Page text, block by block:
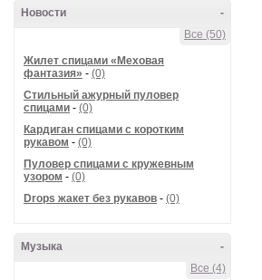
-
Новости
Все (50)
Жилет спицами «Меховая
фантазия» - (0)
Стильный ажурный пуловер
спицами - (0)
Кардиган спицами с коротким
рукавом - (0)
Пуловер спицами с кружевным
узором - (0)
Drops жакет без рукавов - (0)
-
Музыка
Все (4)